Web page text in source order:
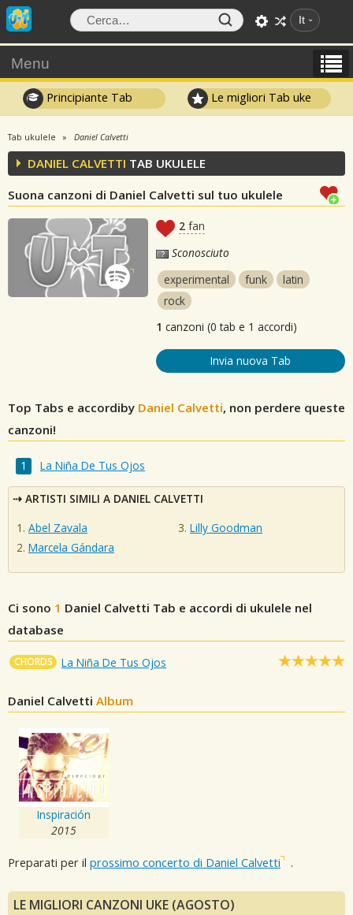
It
Menu
Principiante Tab Le migliori Tab uke
Tab ukulele Daniel Calvetti
DANIEL CALVETTI TAB UKULELE
Suona canzoni di Daniel Calvetti sul tuo ukulele
2 fan
Sconosciuto
experimental
funk
latin
rock
1 canzoni (0 tab e 1 accordi)
Invia nuova Tab
Top Tabs e accordiby Daniel Calvetti, non perdere queste
canzoni!
La Niña De Tus Ojos
ARTISTI SIMILI A DANIEL CALVETTI
Abel Zavala
Marcela Gándara
Lilly Goodman
Ci sono 1 Daniel Calvetti Tab e accordi di ukulele nel
database
CHORDS La Niña De Tus Ojos
Daniel Calvetti Album
Inspiración
2015
Preparati per il prossimo concerto di Daniel Calvetti .
LE MIGLIORI CANZONI UKE (AGOSTO)